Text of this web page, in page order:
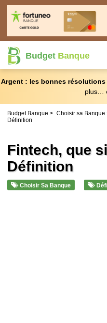
Budget Banque
Argent : les bonnes résolutions
plus…
Budget Banque Choisir sa Banque
Définition
Fintech, que
Définition
Choisir Sa Banque